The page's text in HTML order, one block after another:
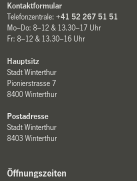
Kontaktformular
Telefonzentrale:+41 52 267 51 51
Mo–Do: 8–12 & 13.30–17 Uhr
Fr: 8–12 & 13.30–16 Uhr
Hauptsitz
Stadt Winterthur
Pionierstrasse 7
8400 Winterthur
Postadresse
Stadt Winterthur
8403 Winterthur
Öffnungszeiten